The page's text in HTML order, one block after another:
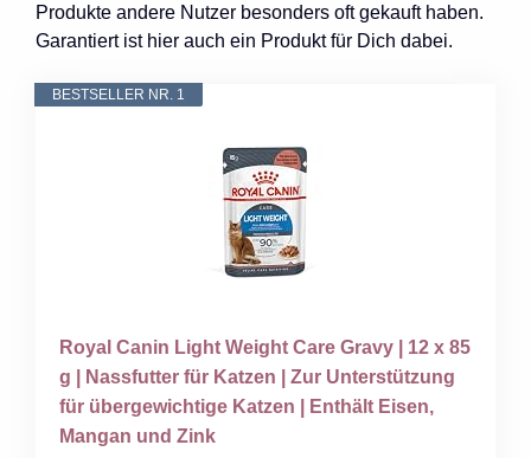
Produkte andere Nutzer besonders oft gekauft haben.
Garantiert ist hier auch ein Produkt für Dich dabei.
BESTSELLER NR. 1
Royal Canin Light Weight Care Gravy | 12 x 85
g | Nassfutter für Katzen | Zur Unterstützung
für übergewichtige Katzen | Enthält Eisen,
Mangan und Zink